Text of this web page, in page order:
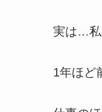
実は…私
1年ほど